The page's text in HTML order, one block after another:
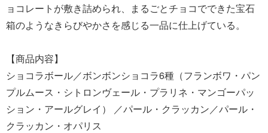
ョコレートが敷き詰められ、まるごとチョコでできた宝石
箱のようなきらびやかさを感じる一品に仕上げている。
【商品内容】
ショコラボール／ボンボンショコラ6種（フランボワ・パン
プルムース・シトロンヴェール・プラリネ・マンゴーパッ
ション・アールグレイ） ／パール・クラッカン／パール・
クラッカン・オパリス